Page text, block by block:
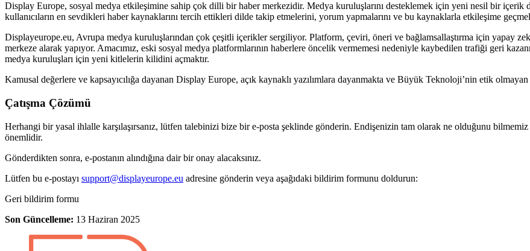
Display Europe, sosyal medya etkileşimine sahip çok dilli bir haber merkezidir. Medya kuruluşlarını desteklemek için yeni nesil bir içerik
kullanıcıların en sevdikleri haber kaynaklarını tercih ettikleri dilde takip etmelerini, yorum yapmalarını ve bu kaynaklarla etkileşime
Displayeurope.eu, Avrupa medya kuruluşlarından çok çeşitli içerikler sergiliyor. Platform, çeviri, öneri ve bağlamsallaştırma için yapay
merkeze alarak yapıyor. Amacımız, eski sosyal medya platformlarının haberlere öncelik vermemesi nedeniyle kaybedilen trafiği geri
medya kuruluşları için yeni kitlelerin kilidini açmaktır.
Kamusal değerlere ve kapsayıcılığa dayanan Display Europe, açık kaynaklı yazılımlara dayanmakta ve Büyük Teknoloji’nin etik
Çatışma Çözümü
Herhangi bir yasal ihlalle karşılaşırsanız, lütfen talebinizi bize bir e-posta şeklinde gönderin. Endişenizin tam olarak ne olduğunu
önemlidir.
Gönderdikten sonra, e-postanın alındığına dair bir onay alacaksınız.
Lütfen bu e-postayı support@displayeurope.eu adresine gönderin veya aşağıdaki bildirim formunu doldurun:
Geri bildirim formu
Son Güncelleme: 13 Haziran 2025